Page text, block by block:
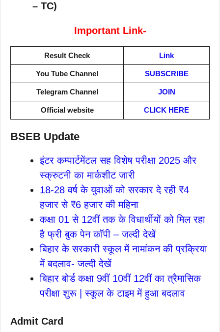
– TC)
Important Link-
Result Check Link
You Tube Channel SUBSCRIBE
Telegram Channel JOIN
Official website CLICK HERE
BSEB Update
इंटर कम्पार्टमेंटल सह विशेष परीक्षा 2025 और
स्क्रुटनी का मार्कशीट जारी
18-28 वर्ष के युवाओं को सरकार दे रही ₹4
हजार से ₹6 हजार की महिना
कक्षा 01 से 12वीं तक के विधार्थीयों को मिल रहा
है फ्री बुक पेन कॉपी – जल्दी देखें
बिहार के सरकारी स्कूल में नामांकन की प्रक्रिया
में बदलाव- जल्दी देखें
बिहार बोर्ड कक्षा 9वीं 10वीं 12वीं का त्रैमासिक
परीक्षा शुरू | स्कूल के टाइम में हुआ बदलाव
Admit Card